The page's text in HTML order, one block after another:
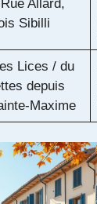
Allard,
Sibilli
Lices / du
depuis